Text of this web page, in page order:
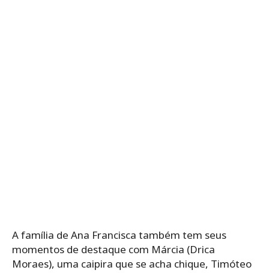
A família de Ana Francisca também tem seus
momentos de destaque com Márcia (Drica
Moraes), uma caipira que se acha chique, Timóteo